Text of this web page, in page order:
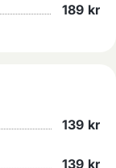
189 kr
139 kr
139 kr